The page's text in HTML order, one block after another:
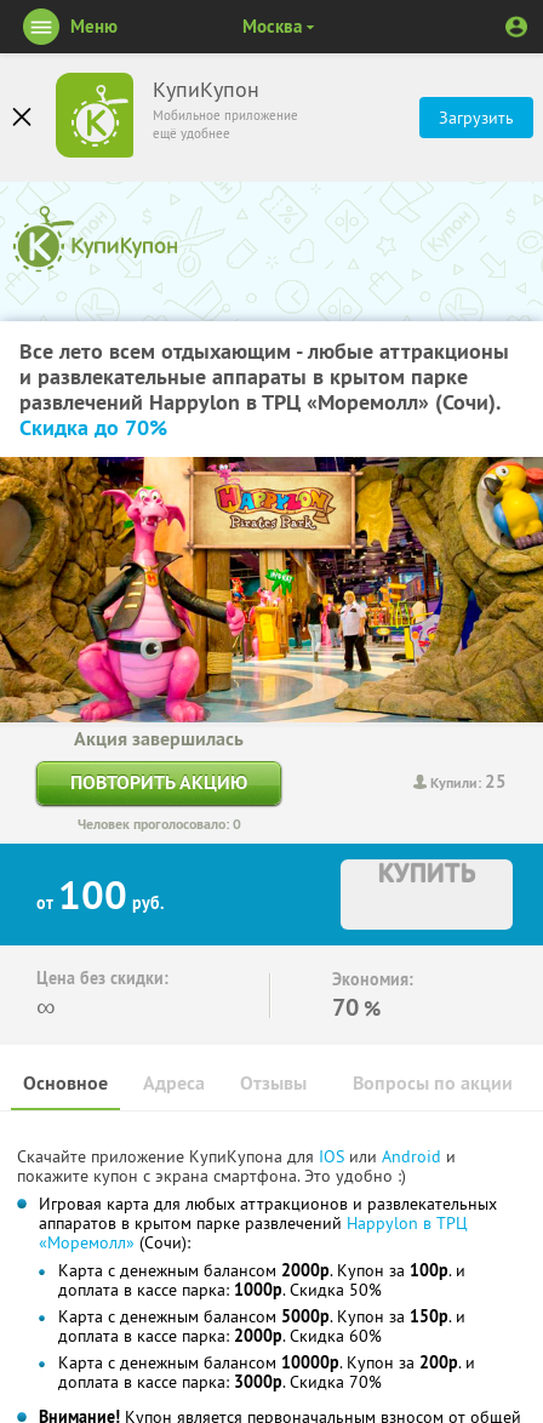
КупиКупон
Мобильное приложение
ещё удобнее
Загрузить
Меню Москва
Все лето всем отдыхающим - любые аттракционы
и развлекательные аппараты в крытом парке
развлечений Happylon в ТРЦ «Моремолл» (Сочи).
Скидка до 70%
Купили: 25
Акция завершилась
ПОВТОРИТЬ АКЦИЮ
Человек проголосовало: 0
от 100 руб.
КУПИТЬ
Цена без скидки:
∞
Экономия:
70 %
Основное Отзывы Вопросы по акции
Адреса
Скачайте приложение КупиКупона для IOS или Android и
покажите купон с экрана смартфона. Это удобно :)
Игровая карта для любых аттракционов и развлекательных
аппаратов в крытом парке развлечений Happylon в ТРЦ
«Моремолл» (Сочи):
Карта с денежным балансом 2000р. Купон за 100р. и
доплата в кассе парка: 1000р. Скидка 50%
Карта с денежным балансом 5000р. Купон за 150р. и
доплата в кассе парка: 2000р. Скидка 60%
Карта с денежным балансом 10000р. Купон за 200р. и
доплата в кассе парка: 3000р. Скидка 70%
Внимание! Купон является первоначальным взносом от общей